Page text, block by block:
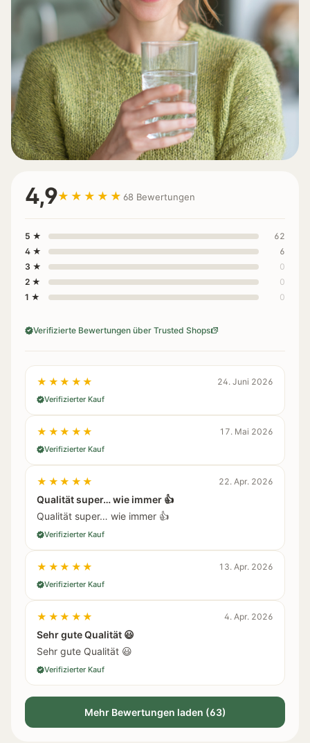
4,9★★★★★ 68 Bewertungen
5 ★
62
4 ★
6
3 ★
0
2 ★
0
1 ★
0
Verifizierte Bewertungen über Trusted Shops
★★★★★ 24. Juni 2026
Verifizierter Kauf
★★★★★ 17. Mai 2026
Verifizierter Kauf
★★★★★ 22. Apr. 2026
Qualität super… wie immer 👍
Qualität super… wie immer 👍
Verifizierter Kauf
★★★★★ 13. Apr. 2026
Verifizierter Kauf
★★★★★ 4. Apr. 2026
Sehr gute Qualität 😃
Sehr gute Qualität 😃
Verifizierter Kauf
Mehr Bewertungen laden (63)